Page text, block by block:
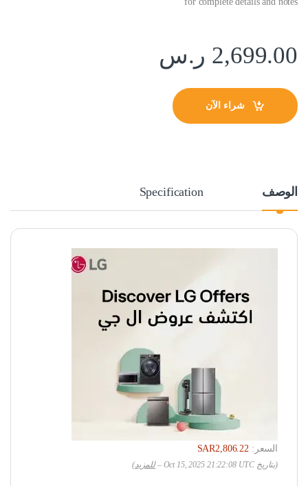
2,699.00 ر.س
شراء الآن
الوصف Specification
السعر: SAR2,806.22
(بتاريخ Oct 15, 2025 21:22:08 UTC – للمزيد)